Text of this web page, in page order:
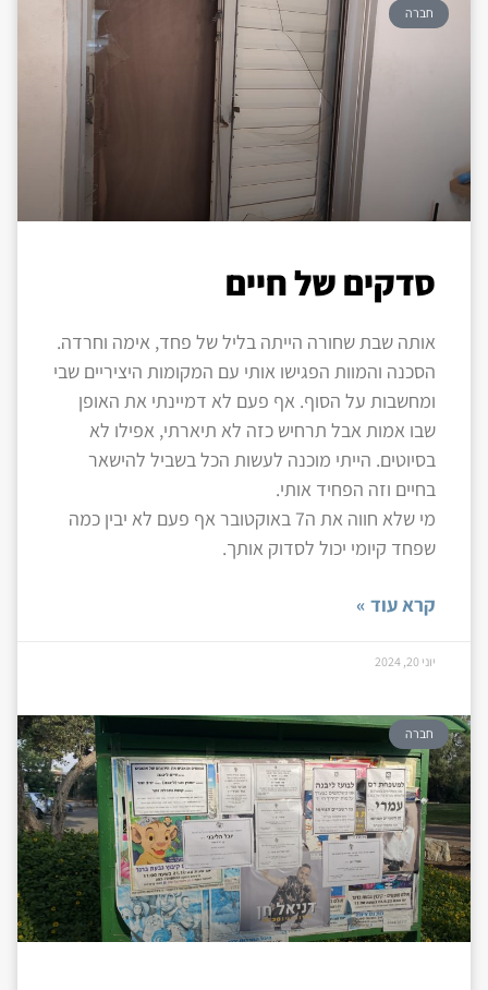
חברה
סדקים של חיים
אותה שבת שחורה הייתה בליל של פחד, אימה וחרדה.
הסכנה והמוות הפגישו אותי עם המקומות היציריים שבי
ומחשבות על הסוף. אף פעם לא דמיינתי את האופן
שבו אמות אבל תרחיש כזה לא תיארתי, אפילו לא
בסיוטים. הייתי מוכנה לעשות הכל בשביל להישאר
בחיים וזה הפחיד אותי.
מי שלא חווה את ה7 באוקטובר אף פעם לא יבין כמה
שפחד קיומי יכול לסדוק אותך.
קרא עוד »
יוני 20, 2024
חברה